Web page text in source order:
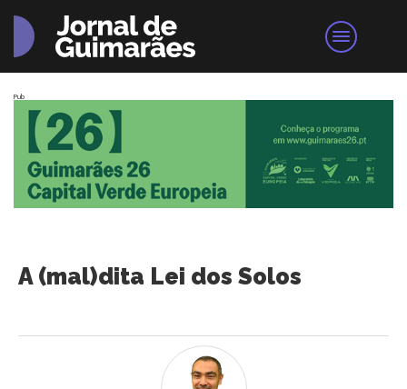
Pub
A (mal)dita Lei dos Solos